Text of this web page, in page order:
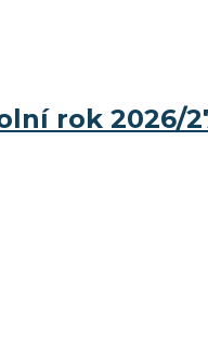
rok 2026/